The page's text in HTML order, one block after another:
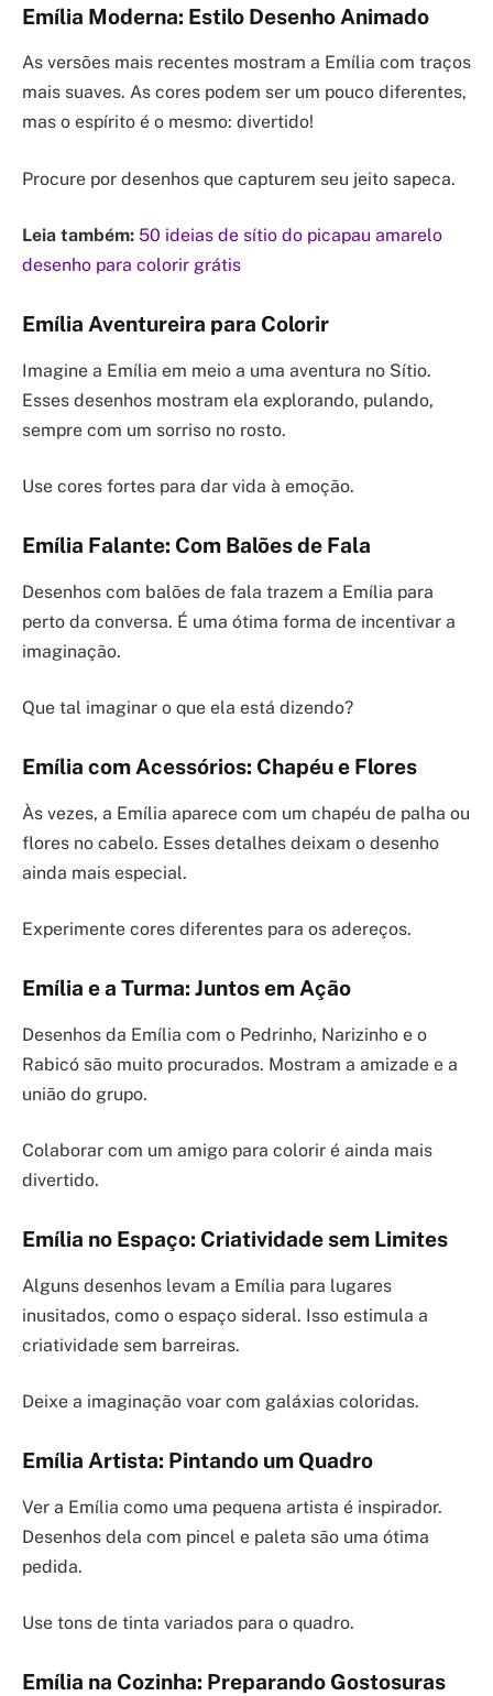
Emília Moderna: Estilo Desenho Animado
As versões mais recentes mostram a Emília com traços
mais suaves. As cores podem ser um pouco diferentes,
mas o espírito é o mesmo: divertido!
Procure por desenhos que capturem seu jeito sapeca.
Leia também: 50 ideias de sítio do picapau amarelo
desenho para colorir grátis
Emília Aventureira para Colorir
Imagine a Emília em meio a uma aventura no Sítio.
Esses desenhos mostram ela explorando, pulando,
sempre com um sorriso no rosto.
Use cores fortes para dar vida à emoção.
Emília Falante: Com Balões de Fala
Desenhos com balões de fala trazem a Emília para
perto da conversa. É uma ótima forma de incentivar a
imaginação.
Que tal imaginar o que ela está dizendo?
Emília com Acessórios: Chapéu e Flores
Às vezes, a Emília aparece com um chapéu de palha ou
flores no cabelo. Esses detalhes deixam o desenho
ainda mais especial.
Experimente cores diferentes para os adereços.
Emília e a Turma: Juntos em Ação
Desenhos da Emília com o Pedrinho, Narizinho e o
Rabicó são muito procurados. Mostram a amizade e a
união do grupo.
Colaborar com um amigo para colorir é ainda mais
divertido.
Emília no Espaço: Criatividade sem Limites
Alguns desenhos levam a Emília para lugares
inusitados, como o espaço sideral. Isso estimula a
criatividade sem barreiras.
Deixe a imaginação voar com galáxias coloridas.
Emília Artista: Pintando um Quadro
Ver a Emília como uma pequena artista é inspirador.
Desenhos dela com pincel e paleta são uma ótima
pedida.
Use tons de tinta variados para o quadro.
Emília na Cozinha: Preparando Gostosuras